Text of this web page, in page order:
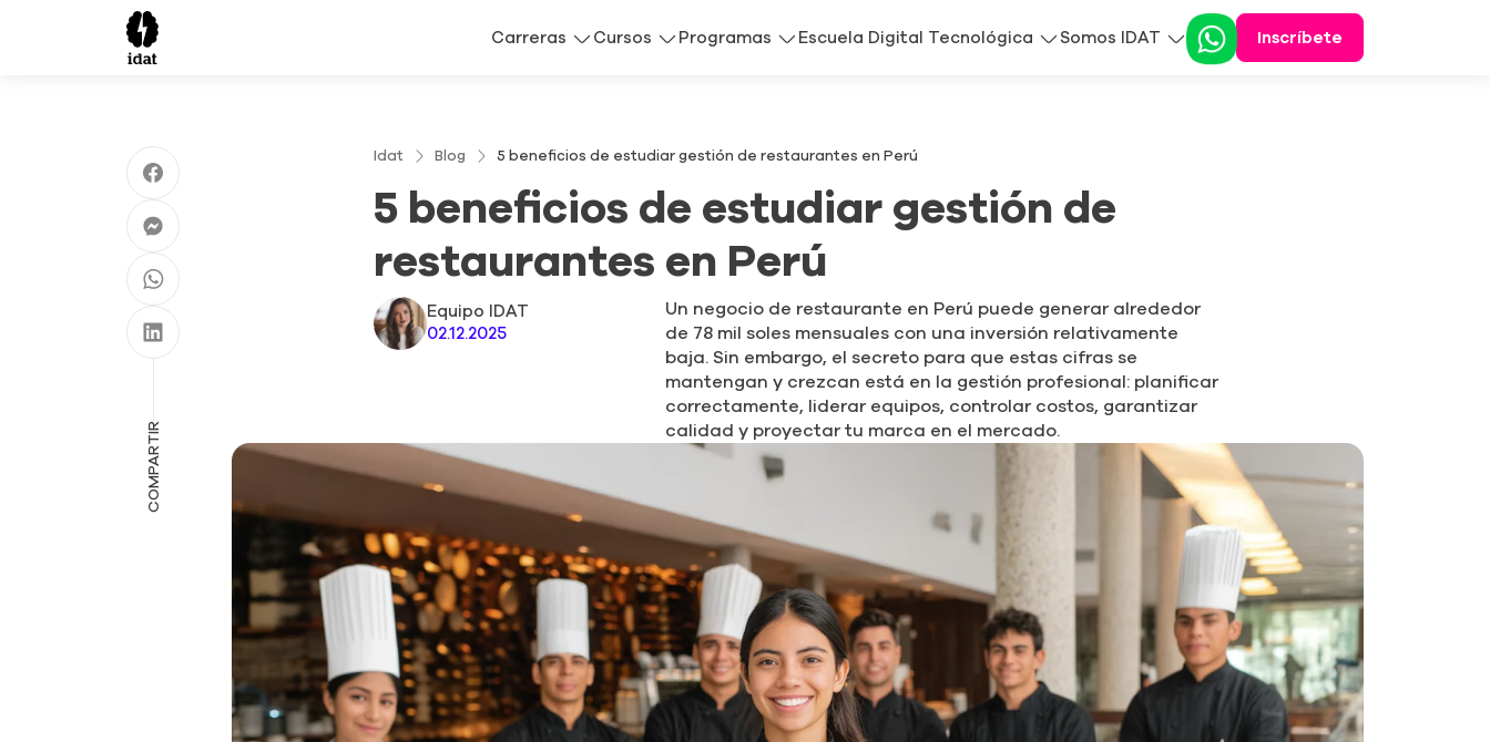
Carreras Cursos Programas Escuela Digital Tecnológica Somos IDAT Inscríbete
COMPARTIR
Idat Blog 5 beneficios de estudiar gestión de restaurantes en Perú
5 beneficios de estudiar gestión de
restaurantes en Perú
Equipo IDAT
02.12.2025
Un negocio de restaurante en Perú puede generar alrededor
de 78 mil soles mensuales con una inversión relativamente
baja. Sin embargo, el secreto para que estas cifras se
mantengan y crezcan está en la gestión profesional: planificar
correctamente, liderar equipos, controlar costos, garantizar
calidad y proyectar tu marca en el mercado.